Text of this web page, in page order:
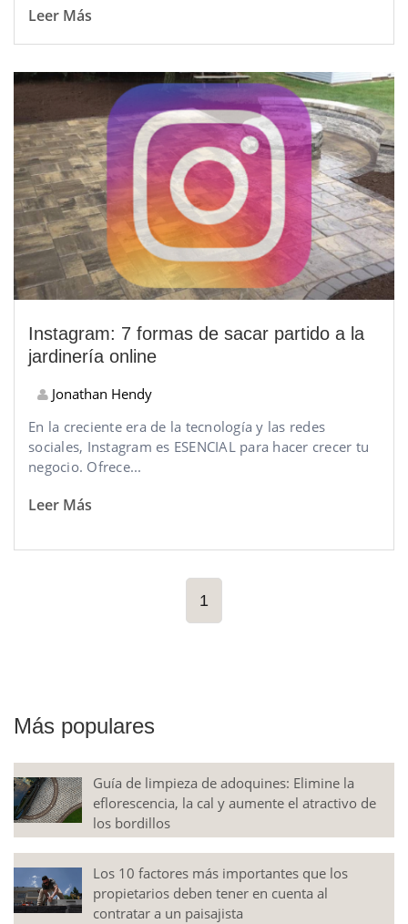
Leer Más
Instagram: 7 formas de sacar partido a la
jardinería online
Jonathan Hendy
En la creciente era de la tecnología y las redes
sociales, Instagram es ESENCIAL para hacer crecer tu
negocio. Ofrece...
Leer Más
1
Más populares
Guía de limpieza de adoquines: Elimine la
eflorescencia, la cal y aumente el atractivo de
los bordillos
Los 10 factores más importantes que los
propietarios deben tener en cuenta al
contratar a un paisajista